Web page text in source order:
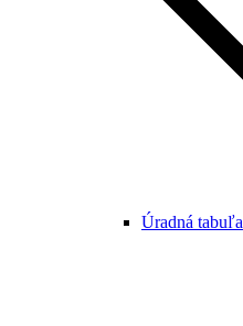
Úradná tabuľa